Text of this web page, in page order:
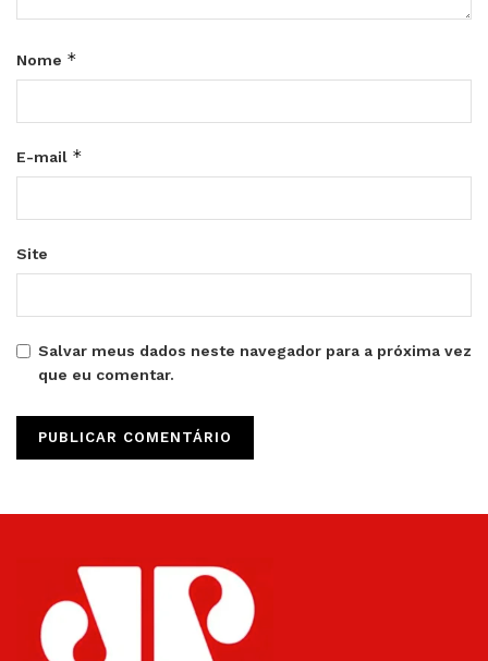
Nome *
E-mail *
Site
Salvar meus dados neste navegador para a próxima vez
que eu comentar.